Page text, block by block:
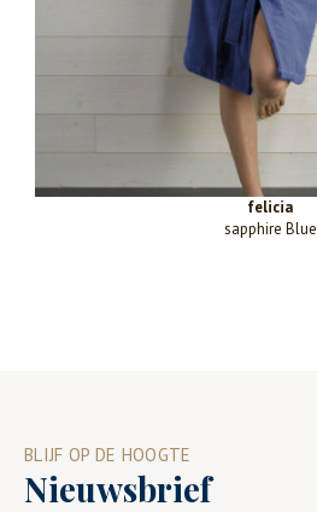
felicia
sapphire Blue
BLIJF OP DE HOOGTE
Nieuwsbrief